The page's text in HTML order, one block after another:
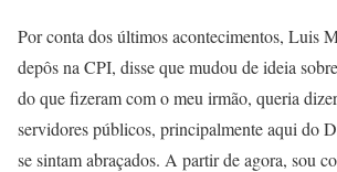
Por conta dos últimos acontecimentos, Luis
depôs na CPI, disse que mudou de ideia
do que fizeram com o meu irmão, queria
servidores públicos, principalmente aqui do
se sintam abraçados. A partir de agora, sou